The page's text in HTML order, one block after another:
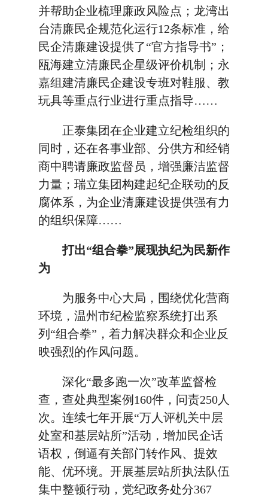
并帮助企业梳理廉政风险点；龙湾出
台清廉民企规范化运行12条标准，给
民企清廉建设提供了“官方指导书”；
瓯海建立清廉民企星级评价机制；永
嘉组建清廉民企建设专班对鞋服、教
玩具等重点行业进行重点指导……
正泰集团在企业建立纪检组织的
同时，还在各事业部、分供方和经销
商中聘请廉政监督员，增强廉洁监督
力量；瑞立集团构建起纪企联动的反
腐体系，为企业清廉建设提供强有力
的组织保障……
打出“组合拳”展现执纪为民新作
为
为服务中心大局，围绕优化营商
环境，温州市纪检监察系统打出系
列“组合拳”，着力解决群众和企业反
映强烈的作风问题。
深化“最多跑一次”改革监督检
查，查处典型案例160件，问责250人
次。连续七年开展“万人评机关中层
处室和基层站所”活动，增加民企话
语权，倒逼有关部门转作风、提效
能、优环境。开展基层站所执法队伍
集中整顿行动，党纪政务处分367